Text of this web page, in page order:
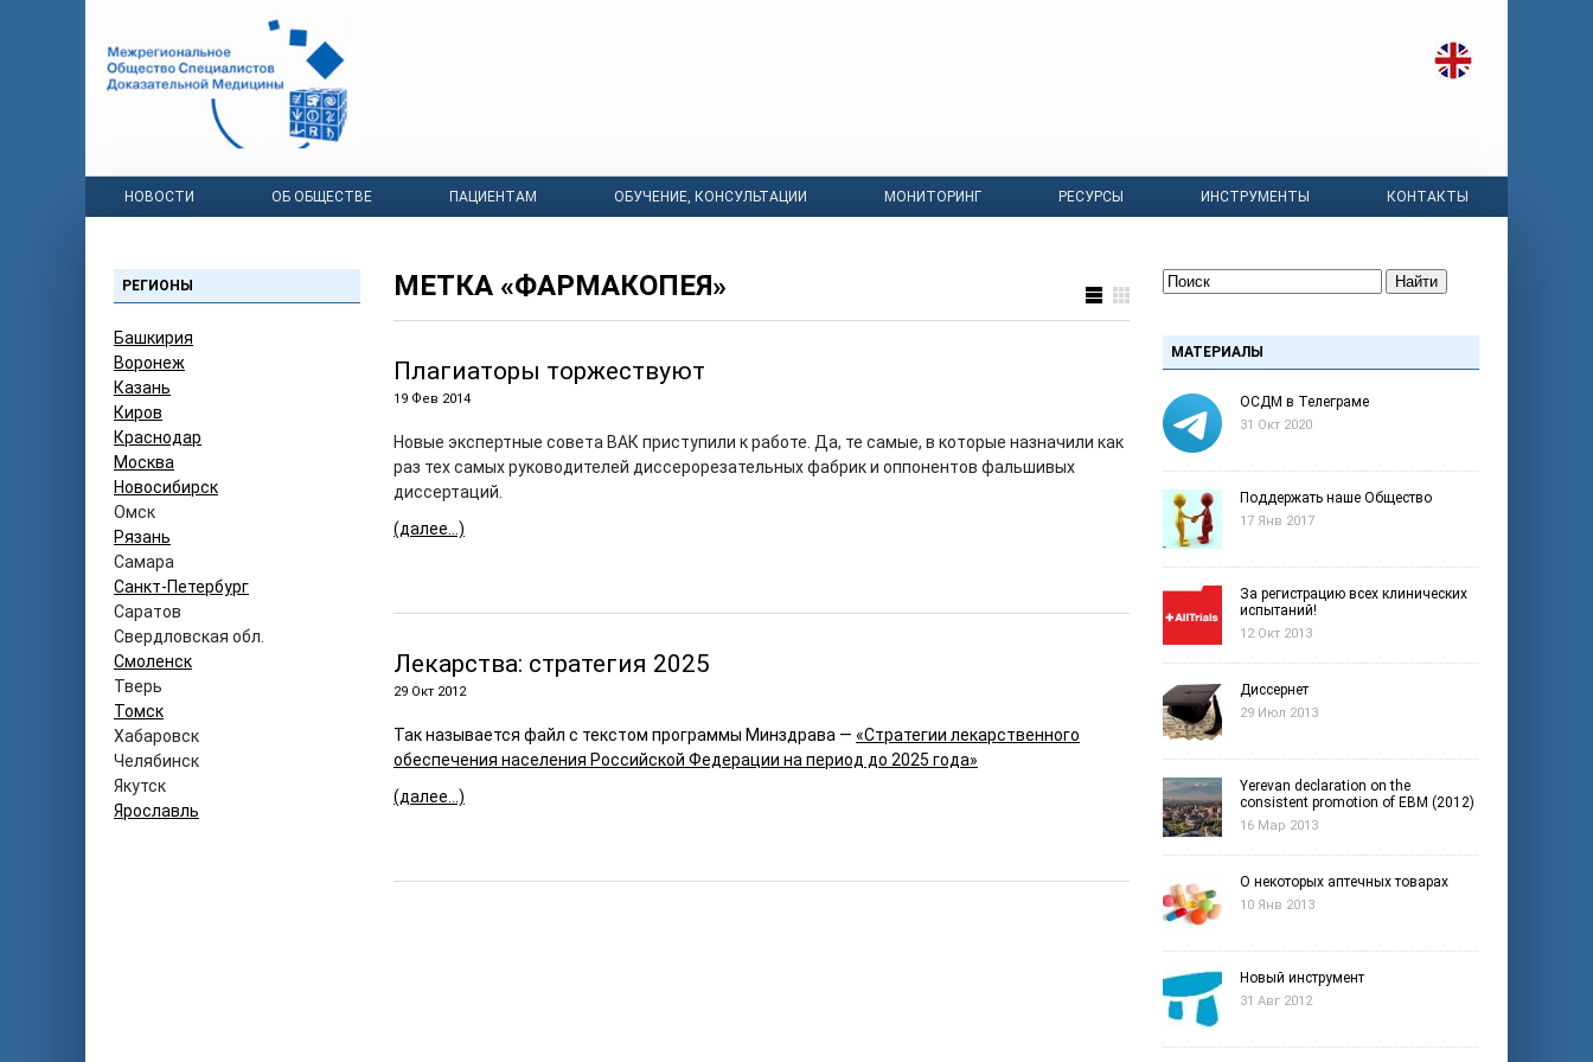
НОВОСТИ ОБ ОБЩЕСТВЕ ПАЦИЕНТАМ ОБУЧЕНИЕ, КОНСУЛЬТАЦИИ МОНИТОРИНГ РЕСУРСЫ ИНСТРУМЕНТЫ КОНТАКТЫ
РЕГИОНЫ
Башкирия
Воронеж
Казань
Киров
Краснодар
Москва
Новосибирск
Омск
Рязань
Самара
Санкт-Петербург
Саратов
Свердловская обл.
Смоленск
Тверь
Томск
Хабаровск
Челябинск
Якутск
Ярославль
МЕТКА «ФАРМАКОПЕЯ»
Плагиаторы торжествуют
19 Фев 2014
Новые экспертные совета ВАК приступили к работе. Да, те самые, в которые назначили как
раз тех самых руководителей диссерорезательных фабрик и оппонентов фальшивых
диссертаций.
(далее…)
Лекарства: стратегия 2025
29 Окт 2012
Так называется файл с текстом программы Минздрава — «Стратегии лекарственного
обеспечения населения Российской Федерации на период до 2025 года»
(далее…)
Найти
МАТЕРИАЛЫ
ОСДМ в Телеграме
31 Окт 2020
Поддержать наше Общество
17 Янв 2017
За регистрацию всех клинических
испытаний!
12 Окт 2013
Диссернет
29 Июл 2013
Yerevan declaration on the
consistent promotion of EBM (2012)
16 Мар 2013
О некоторых аптечных товарах
10 Янв 2013
Новый инструмент
31 Авг 2012